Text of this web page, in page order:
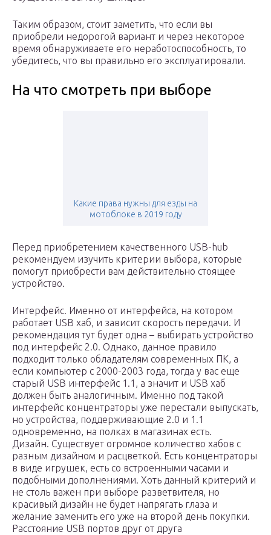
Таким образом, стоит заметить, что если вы
приобрели недорогой вариант и через некоторое
время обнаруживаете его неработоспособность, то
убедитесь, что вы правильно его эксплуатировали.
На что смотреть при выборе
Какие права нужны для езды на
мотоблоке в 2019 году
Перед приобретением качественного USB-hub
рекомендуем изучить критерии выбора, которые
помогут приобрести вам действительно стоящее
устройство.
Интерфейс. Именно от интерфейса, на котором
работает USB хаб, и зависит скорость передачи. И
рекомендация тут будет одна – выбирать устройство
под интерфейс 2.0. Однако, данное правило
подходит только обладателям современных ПК, а
если компьютер с 2000-2003 года, тогда у вас еще
старый USB интерфейс 1.1, а значит и USB хаб
должен быть аналогичным. Именно под такой
интерфейс концентраторы уже перестали выпускать,
но устройства, поддерживающие 2.0 и 1.1
одновременно, на полках в магазинах есть.
Дизайн. Существует огромное количество хабов с
разным дизайном и расцветкой. Есть концентраторы
в виде игрушек, есть со встроенными часами и
подобными дополнениями. Хоть данный критерий и
не столь важен при выборе разветвителя, но
красивый дизайн не будет напрягать глаза и
желание заменить его уже на второй день покупки.
Расстояние USB портов друг от друга